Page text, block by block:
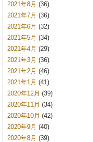
2021年8月 (36)
2021年7月 (36)
2021年6月 (32)
2021年5月 (34)
2021年4月 (29)
2021年3月 (36)
2021年2月 (46)
2021年1月 (41)
2020年12月 (39)
2020年11月 (34)
2020年10月 (42)
2020年9月 (40)
2020年8月 (39)